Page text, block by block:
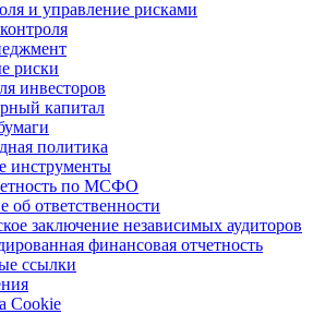
и управление рисками
риски
инвесторов
капитал
политика
инструменты
по МСФО
об ответственности
заключение независимых аудиторов
финансовая отчетность
ссылки
Cookie